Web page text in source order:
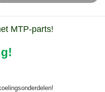
Motoroliefilter
motoroliefilter voor Yanmar
MTP-parts!